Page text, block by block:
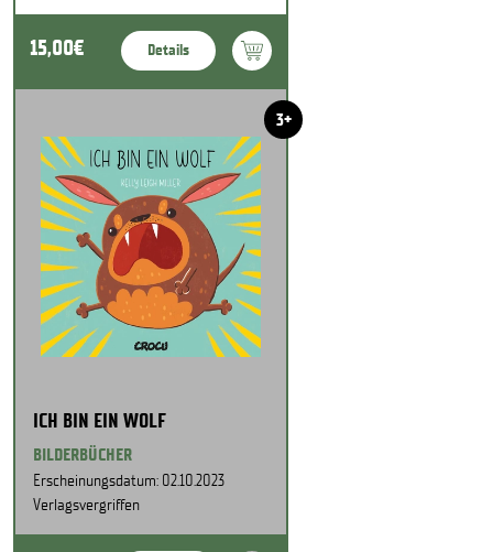
15,00€ Details
3+
ICH BIN EIN WOLF
BILDERBÜCHER
Erscheinungsdatum: 02.10.2023
Verlagsvergriffen